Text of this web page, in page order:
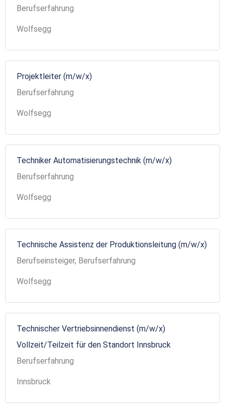
Berufserfahrung
Wolfsegg
Projektleiter (m/w/x)
Berufserfahrung
Wolfsegg
Techniker Automatisierungstechnik (m/w/x)
Berufserfahrung
Wolfsegg
Technische Assistenz der Produktionsleitung (m/w/x)
Berufseinsteiger, Berufserfahrung
Wolfsegg
Technischer Vertriebsinnendienst (m/w/x)
Vollzeit/Teilzeit für den Standort Innsbruck
Berufserfahrung
Innsbruck